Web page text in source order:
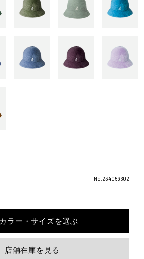
No.234069602
カラー・サイズを選ぶ
店舗在庫を見る